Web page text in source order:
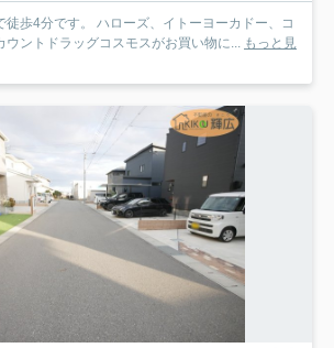
徒歩4分です。 ハローズ、イトーヨーカドー、コ
ウントドラッグコスモスがお買い物に...
もっと見